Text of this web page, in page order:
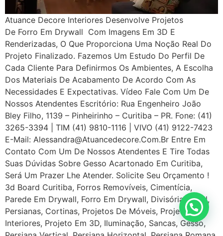
Atuance Decore Interiores Desenvolve Projetos
De Forro Em Drywall Com Imagens Em 3D E
Renderizadas, O Que Proporciona Uma Noção Real Do
Projeto Finalizado. Fazemos Um Estudo Do Perfil De
Cada Cliente Para Definirmos Os Ambientes, A Escolha
Dos Materiais De Acabamento De Acordo Com As
Necessidades E Expectativas. Vídeo Fale Com Um De
Nossos Atendentes Escritório: Rua Engenheiro João
Bley Filho, 1139 – Pinheirinho – Curitiba – PR. Fone: (41)
3265-3394 | TIM (41) 9810-1116 | VIVO (41) 9122-7423
E-Mail: Alessandra@atuancedecore.com.br Entre Em
Contato Com Um De Nossos Atendentes E Tire Todas
Suas Dúvidas Sobre Gesso Acartonado Em Curitiba,
Será Um Prazer Lhe Atender. Solicite Seu Orçamento !
3d Board Curitiba, Forros Removíveis, Cimentícia,
Parede Em Drywall, Forro Em Drywall, Divisória Naval,
Persianas, Cortinas, Projetos De Móveis, Projeto De
Interiores, Projeto Em 3D, Iluminação, Sancas, Gesso,